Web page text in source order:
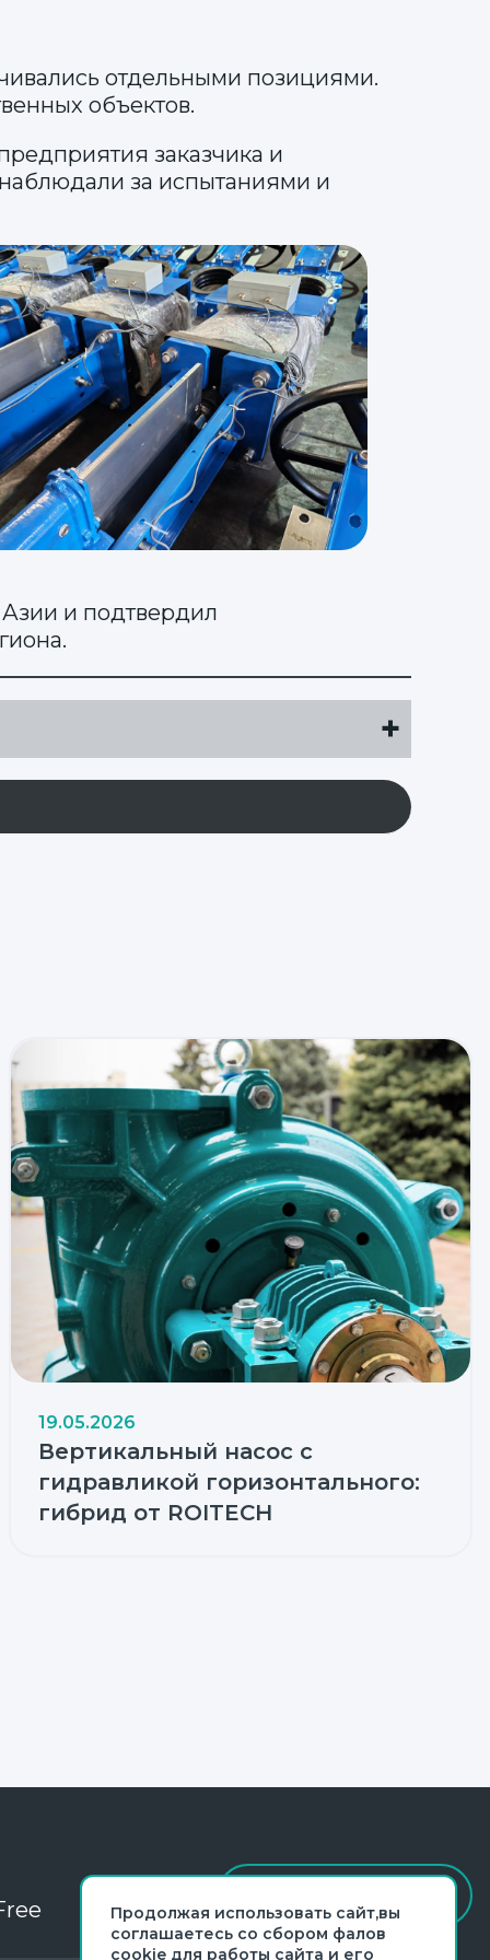
отдельными позициями.
объектов.
заказчика и
за испытаниями и
и подтвердил
+
19.05.2026
Вертикальный насос с
гидравликой горизонтального:
гибрид от ROITECH
Продолжая использовать сайт,вы
соглашаетесь со сбором фалов
cookie для работы сайта и его